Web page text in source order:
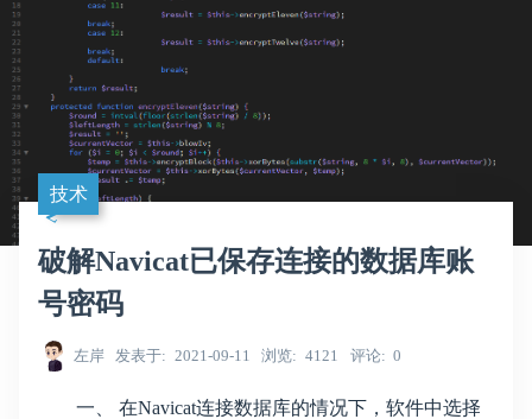
技术
破解Navicat已保存连接的数据库账
号密码
左岸 发表于 2021-09-11 浏览 4121 评论 0
一、 在Navicat连接数据库的情况下，软件中选择